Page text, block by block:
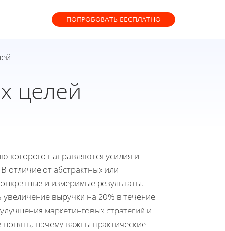
ПОПРОБОВАТЬ БЕСПЛАТНО
целей
которого направляются усилия и
отличие от абстрактных или
и измеримые результаты.
выручки на 20% в течение
маркетинговых стратегий и
почему важны практические